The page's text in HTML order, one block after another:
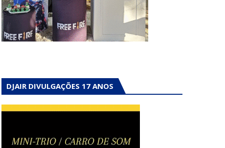
DJAIR DIVULGAÇÕES 17 ANOS